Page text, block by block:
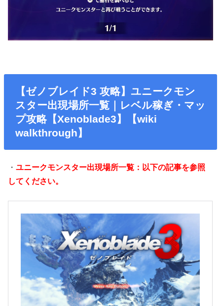
【ゼノブレイド3 攻略】ユニークモン
スター出現場所一覧｜レベル稼ぎ・マッ
プ攻略【Xenoblade3】【wiki
walkthrough】
・ユニークモンスター出現場所一覧：以下の記事を参照
してください。